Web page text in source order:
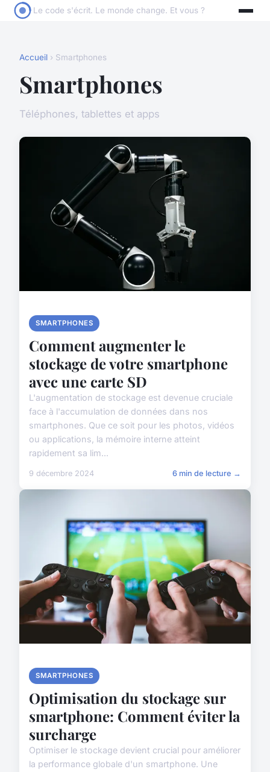
Le code s'écrit. Le monde change. Et vous ?
Accueil › Smartphones
Smartphones
Téléphones, tablettes et apps
SMARTPHONES
Comment augmenter le
stockage de votre smartphone
avec une carte SD
L'augmentation de stockage est devenue cruciale
face à l'accumulation de données dans nos
smartphones. Que ce soit pour les photos, vidéos
ou applications, la mémoire interne atteint
rapidement sa lim...
9 décembre 2024 6 min de lecture →
SMARTPHONES
Optimisation du stockage sur
smartphone: Comment éviter la
surcharge
Optimiser le stockage devient crucial pour améliorer
la performance globale d'un smartphone. Une